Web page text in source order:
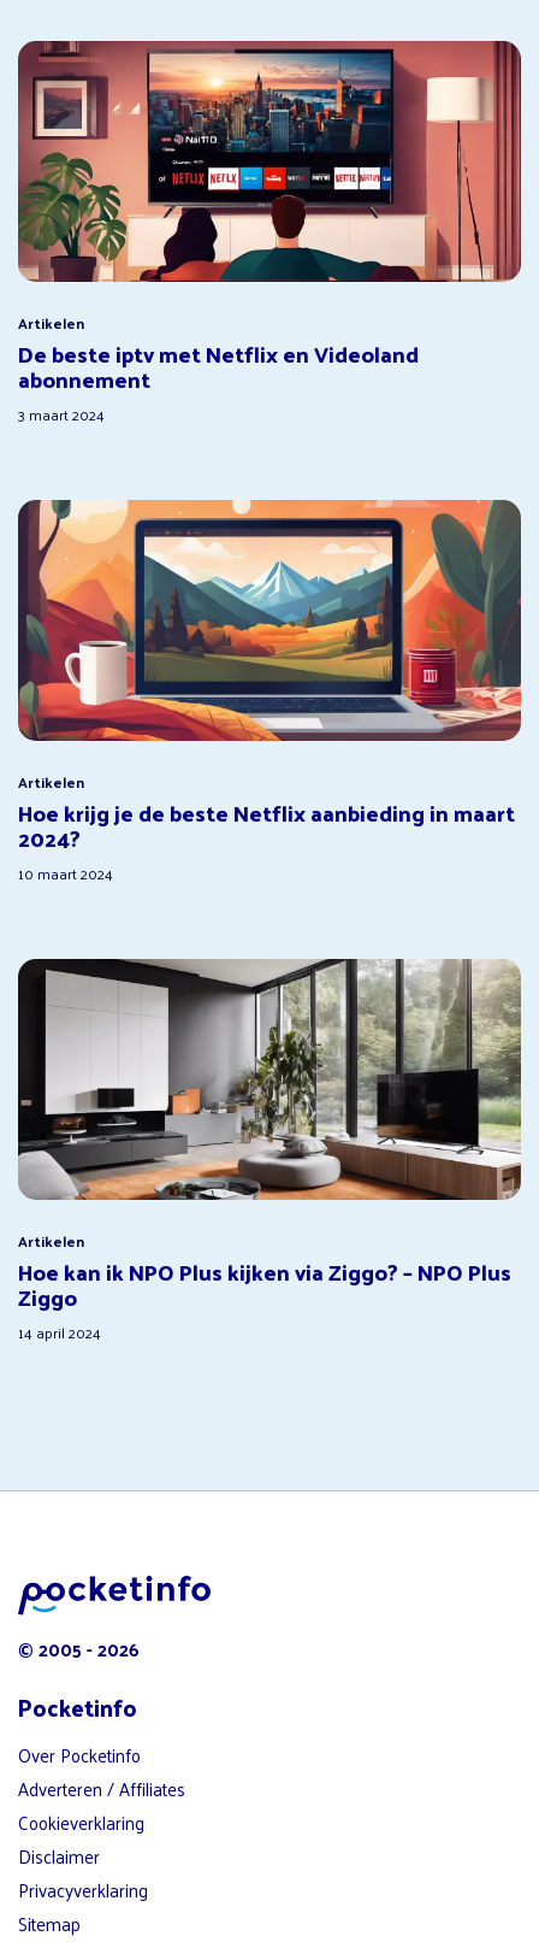
Artikelen
De beste iptv met Netflix en Videoland
abonnement
3 maart 2024
Artikelen
Hoe krijg je de beste Netflix aanbieding in maart
2024?
10 maart 2024
Artikelen
Hoe kan ik NPO Plus kijken via Ziggo? – NPO Plus
Ziggo
14 april 2024
© 2005 - 2026
Pocketinfo
Over Pocketinfo
Adverteren / Affiliates
Cookieverklaring
Disclaimer
Privacyverklaring
Sitemap